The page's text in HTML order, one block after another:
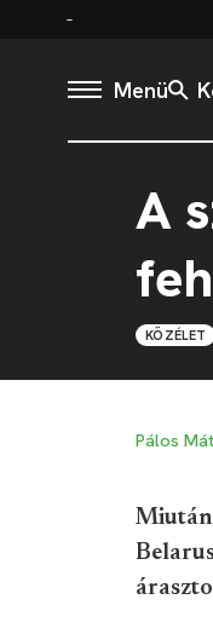
Menü
A
KÖZÉLET
Pálos
Miután